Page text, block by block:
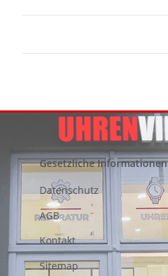
Gesetzliche Informationen
Datenschutz
AGB
Kontakt
Sitemap